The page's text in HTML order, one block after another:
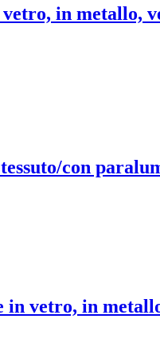
in metallo,
con
in vetro, in